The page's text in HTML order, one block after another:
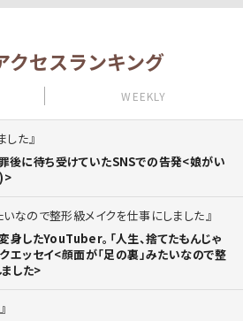
クセスランキング
WEEKLY
した
罪後に待ち受けていたSNSでの告発<娘がい
いなので整形級メイクを仕事にしました
身したYouTuber。「人生、捨てたもんじゃ
エッセイ<顔面が「足の裏」みたいなので整
した>